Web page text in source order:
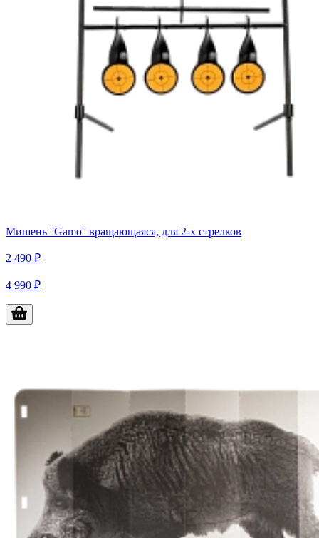
Мишень ''Gamo'' вращающаяся, для 2-х стрелков
2 490 ₽
4 990 ₽